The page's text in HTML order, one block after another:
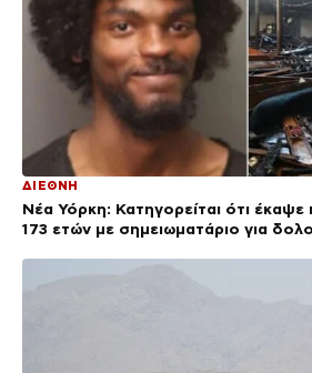
ΔΙΕΘΝΗ
Νέα Υόρκη: Κατηγορείται ότι έκαψε
173 ετών με σημειωματάριο για